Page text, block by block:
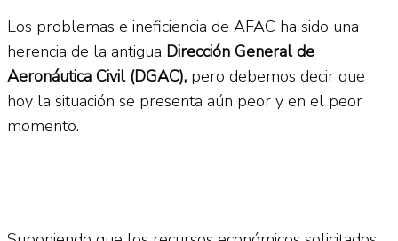
Los problemas e ineficiencia de AFAC ha sido una
herencia de la antigua Dirección General de
Aeronáutica Civil (DGAC), pero debemos decir que
hoy la situación se presenta aún peor y en el peor
momento.